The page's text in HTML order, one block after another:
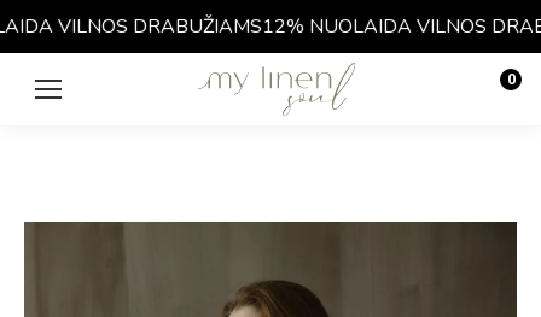
VILNOS DRABUŽIAMS12% NUOLAIDA VILNOS
0